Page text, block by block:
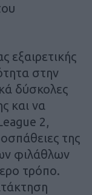
εξαιρετικής
στην
δύσκολες
και να
2,
της
φιλάθλων
τρόπο.